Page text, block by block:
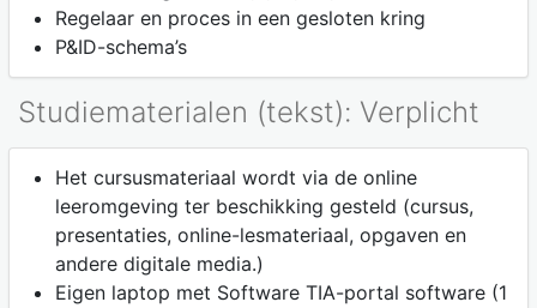
Regelaar en proces in een gesloten kring
P&ID-schema’s
Studiematerialen (tekst): Verplicht
Het cursusmateriaal wordt via de online
leeromgeving ter beschikking gesteld (cursus,
presentaties, online-lesmateriaal, opgaven en
andere digitale media.)
Eigen laptop met Software TIA-portal software (1